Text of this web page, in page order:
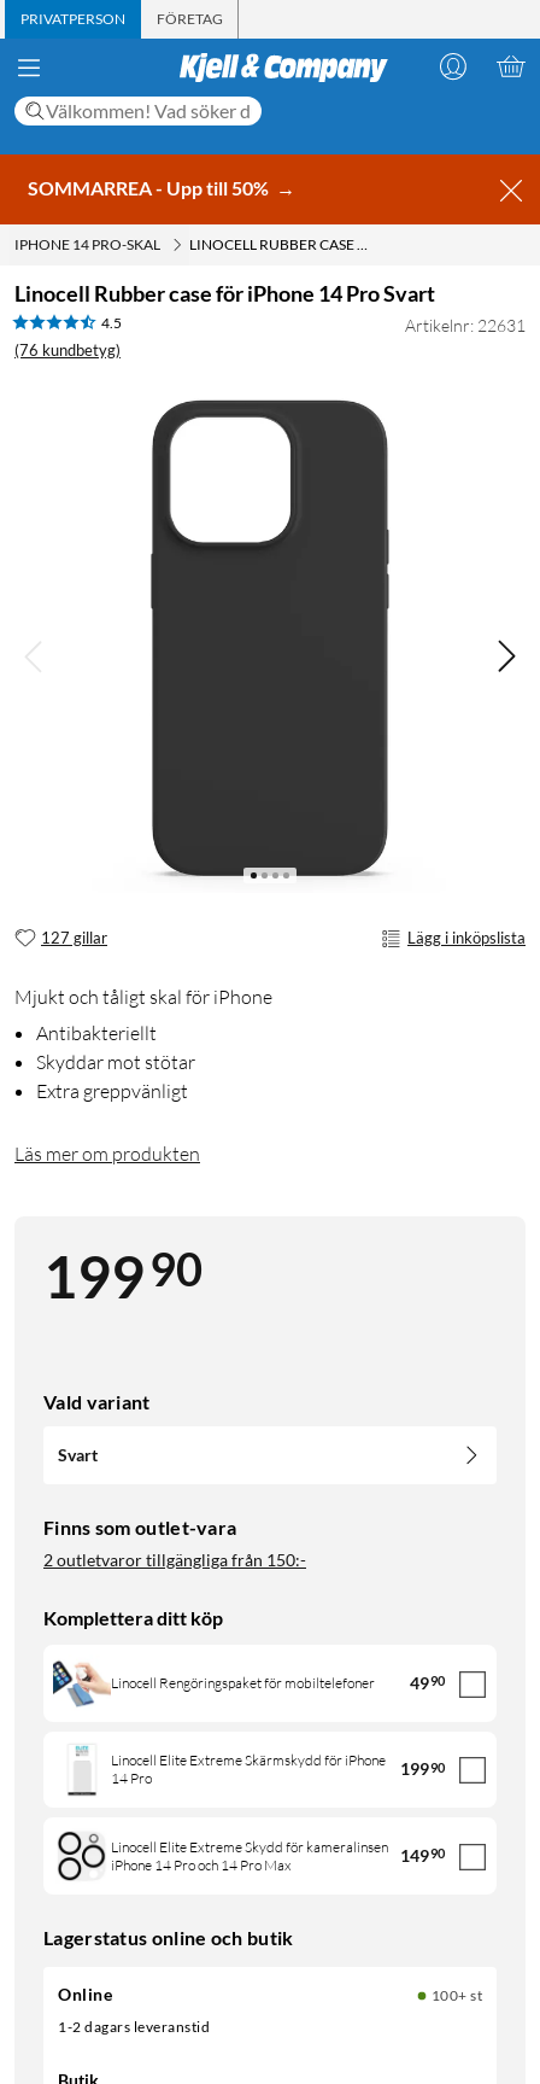
PRIVATPERSON FÖRETAG
SOMMARREA - Upp till 50% →
IPHONE 14 PRO-SKAL LINOCELL RUBBER CASE FÖR IPHONE 14 PRO SVART
Linocell Rubber case för iPhone 14 Pro Svart
4.5
(76 kundbetyg)
Artikelnr: 22631
127 gillar Lägg i inköpslista
Mjukt och tåligt skal för iPhone
Antibakteriellt
Skyddar mot stötar
Extra greppvänligt
Läs mer om produkten
19990
Vald variant
Svart
Finns som outlet-vara
2 outletvaror tillgängliga från 150:-
Komplettera ditt köp
Linocell Rengöringspaket för mobiltelefoner 4990
Linocell Elite Extreme Skärmskydd för iPhone
14 Pro
19990
Linocell Elite Extreme Skydd för kameralinsen
iPhone 14 Pro och 14 Pro Max
14990
Lagerstatus online och butik
Online
100+ st
1-2 dagars leveranstid
Butik